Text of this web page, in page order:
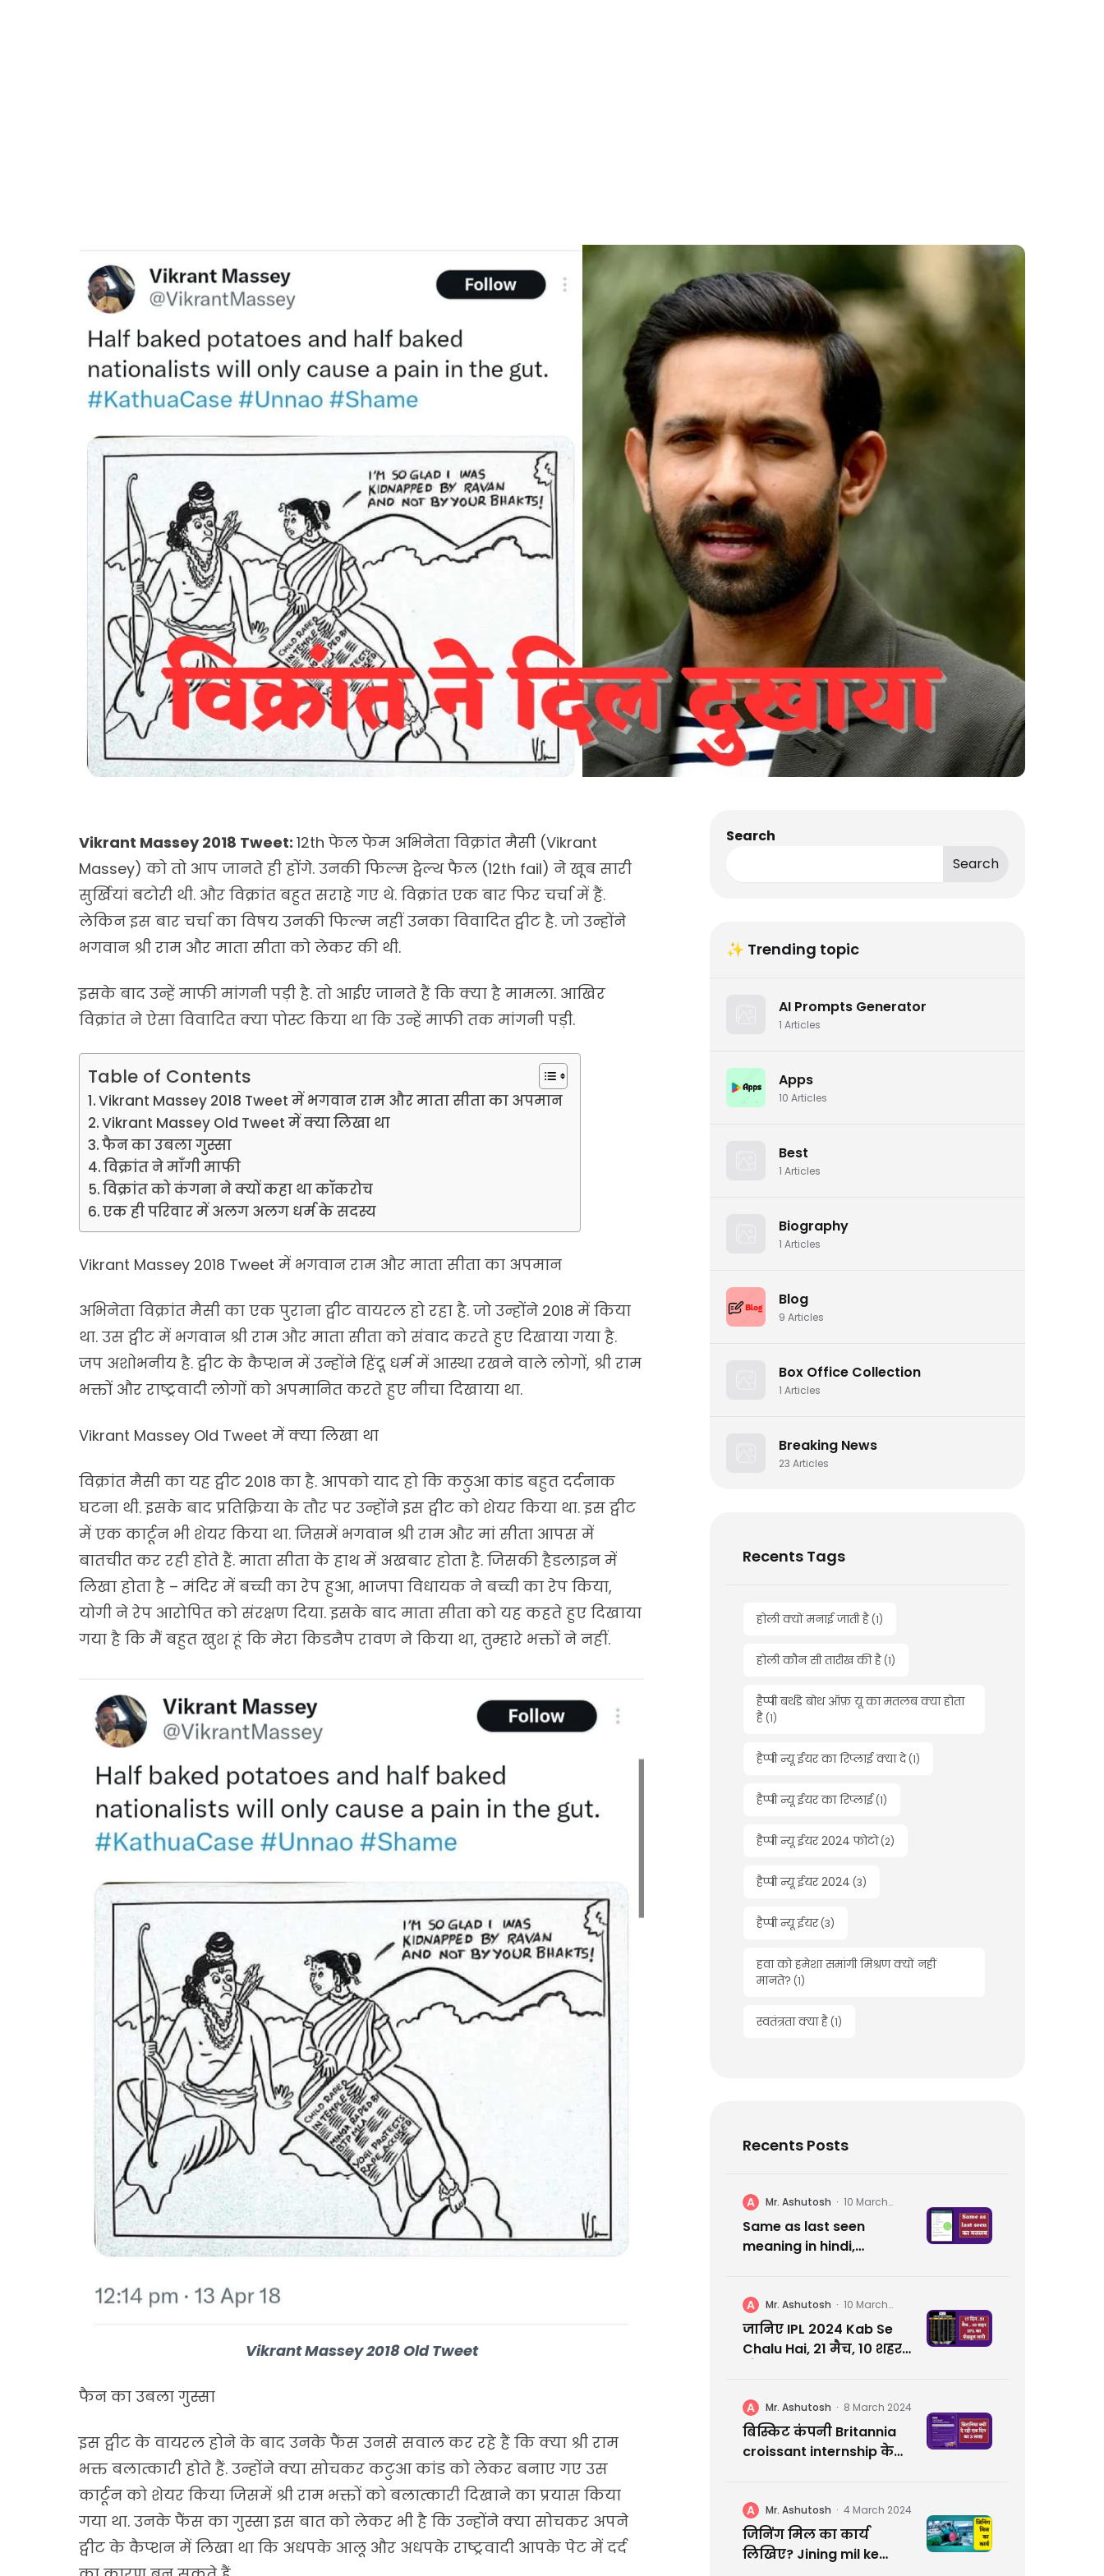
Vikrant Massey 2018 Tweet: 12th फेल फेम अभिनेता विक्रांत मैसी (Vikrant
Massey) को तो आप जानते ही होंगे. उनकी फिल्म ट्वेल्थ फैल (12th fail) ने खूब सारी
सुर्खियां बटोरी थी. और विक्रांत बहुत सराहे गए थे. विक्रांत एक बार फिर चर्चा में हैं.
लेकिन इस बार चर्चा का विषय उनकी फिल्म नहीं उनका विवादित ट्वीट है. जो उन्होंने
भगवान श्री राम और माता सीता को लेकर की थी.
इसके बाद उन्हें माफी मांगनी पड़ी है. तो आईए जानते हैं कि क्या है मामला. आखिर
विक्रांत ने ऐसा विवादित क्या पोस्ट किया था कि उन्हें माफी तक मांगनी पड़ी.
Table of Contents
Vikrant Massey 2018 Tweet में भगवान राम और माता सीता का अपमान
Vikrant Massey Old Tweet में क्या लिखा था
फैन का उबला गुस्सा
विक्रांत ने माँगी माफी
विक्रांत को कंगना ने क्यों कहा था कॉकरोच
एक ही परिवार में अलग अलग धर्म के सदस्य
Vikrant Massey 2018 Tweet में भगवान राम और माता सीता का अपमान
अभिनेता विक्रांत मैसी का एक पुराना ट्वीट वायरल हो रहा है. जो उन्होंने 2018 में किया
था. उस ट्वीट में भगवान श्री राम और माता सीता को संवाद करते हुए दिखाया गया है.
जप अशोभनीय है. ट्वीट के कैप्शन में उन्होंने हिंदू धर्म में आस्था रखने वाले लोगों, श्री राम
भक्तों और राष्ट्रवादी लोगों को अपमानित करते हुए नीचा दिखाया था.
Vikrant Massey Old Tweet में क्या लिखा था
विक्रांत मैसी का यह ट्वीट 2018 का है. आपको याद हो कि कठुआ कांड बहुत दर्दनाक
घटना थी. इसके बाद प्रतिक्रिया के तौर पर उन्होंने इस ट्वीट को शेयर किया था. इस ट्वीट
में एक कार्टून भी शेयर किया था. जिसमें भगवान श्री राम और मां सीता आपस में
बातचीत कर रही होते हैं. माता सीता के हाथ में अखबार होता है. जिसकी हैडलाइन में
लिखा होता है – मंदिर में बच्ची का रेप हुआ, भाजपा विधायक ने बच्ची का रेप किया,
योगी ने रेप आरोपित को संरक्षण दिया. इसके बाद माता सीता को यह कहते हुए दिखाया
गया है कि मैं बहुत खुश हूं कि मेरा किडनैप रावण ने किया था, तुम्हारे भक्तों ने नहीं.
Vikrant Massey 2018 Old Tweet
फैन का उबला गुस्सा
इस ट्वीट के वायरल होने के बाद उनके फैंस उनसे सवाल कर रहे हैं कि क्या श्री राम
भक्त बलात्कारी होते हैं. उन्होंने क्या सोचकर कटुआ कांड को लेकर बनाए गए उस
कार्टून को शेयर किया जिसमें श्री राम भक्तों को बलात्कारी दिखाने का प्रयास किया
गया था. उनके फैंस का गुस्सा इस बात को लेकर भी है कि उन्होंने क्या सोचकर अपने
ट्वीट के कैप्शन में लिखा था कि अधपके आलू और अधपके राष्ट्रवादी आपके पेट में दर्द
Search
Search
✨ Trending topic
AI Prompts Generator
1 Articles
Apps
10 Articles
Best
1 Articles
Biography
1 Articles
Blog
9 Articles
Box Office Collection
1 Articles
Breaking News
23 Articles
Recents Tags
होली क्यों मनाई जाती है (1)
होली कौन सी तारीख की है (1)
हैप्पी बर्थडे बोथ ऑफ़ यू का मतलब क्या होता
है (1)
हैप्पी न्यू ईयर का रिप्लाई क्या दे(1)
हैप्पी न्यू ईयर का रिप्लाई (1)
हैप्पी न्यू ईयर 2024 फोटो(2)
हैप्पी न्यू ईयर 2024 (3)
हैप्पी न्यू ईयर(3)
हवा को हमेशा समांगी मिश्रण क्यों नहीं
मानते? (1)
स्वतंत्रता क्या है (1)
Recents Posts
A Mr. Ashutosh · 10 March
Same as last seen
meaning in hindi,
कुछ
A Mr. Ashutosh · 10 March
जानिए IPL 2024 Kab Se
Chalu Hai, 21 मैच, 10 शहर
A Mr. Ashutosh · 8 March 2024
बिस्किट कंपनी Britannia
croissant internship के
जाए
A Mr. Ashutosh · 4 March 2024
जिनिंग मिल का कार्य
लिखिए? Jining mil ke